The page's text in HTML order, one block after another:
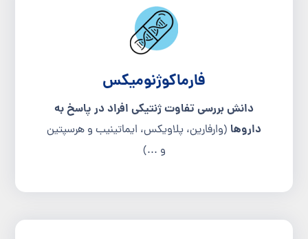
فارماکوژنومیکس
دانش بررسی تفاوت ژنتیکی افراد در پاسخ به
داروها (وارفارین، پلاویکس، ایماتینیب و هرسپتین
و ...)